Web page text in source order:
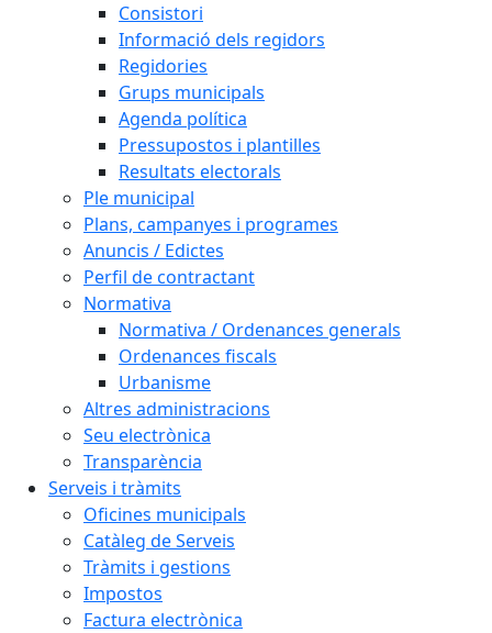
Consistori
Informació dels regidors
Regidories
Grups municipals
Agenda política
Pressupostos i plantilles
Resultats electorals
Ple municipal
Plans, campanyes i programes
Anuncis / Edictes
Perfil de contractant
Normativa
Normativa / Ordenances generals
Ordenances fiscals
Urbanisme
Altres administracions
Seu electrònica
Transparència
Serveis i tràmits
Oficines municipals
Catàleg de Serveis
Tràmits i gestions
Impostos
Factura electrònica